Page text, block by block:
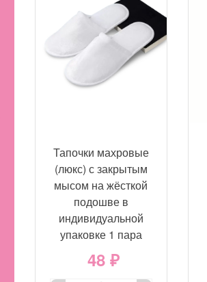
Тапочки махровые
(люкс) с закрытым
мысом на жёсткой
подошве в
индивидуальной
упаковке 1 пара
48 ₽